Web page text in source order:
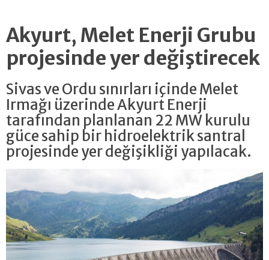
Akyurt, Melet Enerji Grubu
projesinde yer değiştirecek
Sivas ve Ordu sınırları içinde Melet
Irmağı üzerinde Akyurt Enerji
tarafından planlanan 22 MW kurulu
güce sahip bir hidroelektrik santral
projesinde yer değişikliği yapılacak.